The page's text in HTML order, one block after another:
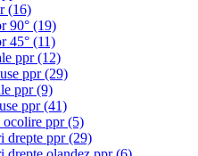
(16)
90° (19)
45° (11)
ppr(12)
ppr(29)
ppr(9)
ppr(41)
ocolire ppr(5)
drepte ppr(29)